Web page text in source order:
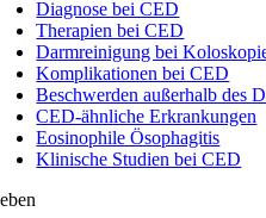
Diagnose bei CED
Therapien bei CED
Darmreinigung bei
Komplikationen bei CED
Beschwerden außerhalb des
CED-ähnliche Erkrankungen
Eosinophile Ösophagitis
Klinische Studien bei CED